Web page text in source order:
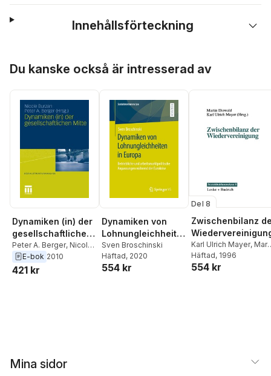
Innehållsförteckning
Du kanske också är intresserad av
Dynamiken (in) der
gesellschaftlichen
Mitte
Peter A. Berger, Nicole
Burzan
E-bok 2010
421 kr
Dynamiken von
Lohnungleichheite
n in Europa
Sven Broschinski
Häftad, 2020
554 kr
Del 8
Zwischenbilanz
Karl Ulrich Mayer,
Diewald
Häftad, 1996
554 kr
Mina sidor